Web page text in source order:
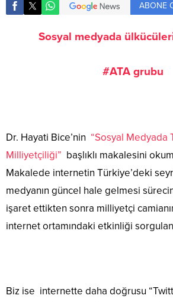
ABONE
Sosyal medyada
#ATA grubu
Dr. Hayati Bice’nin “Sosyal Medyada
Milliyetçiliği” başlıklı makalesini
Makalede internetin Türkiye’deki
medyanın güncel hale gelmesi
işaret ettikten sonra milliyetçi
internet ortamındaki etkinliği
Biz ise internette daha doğrusu